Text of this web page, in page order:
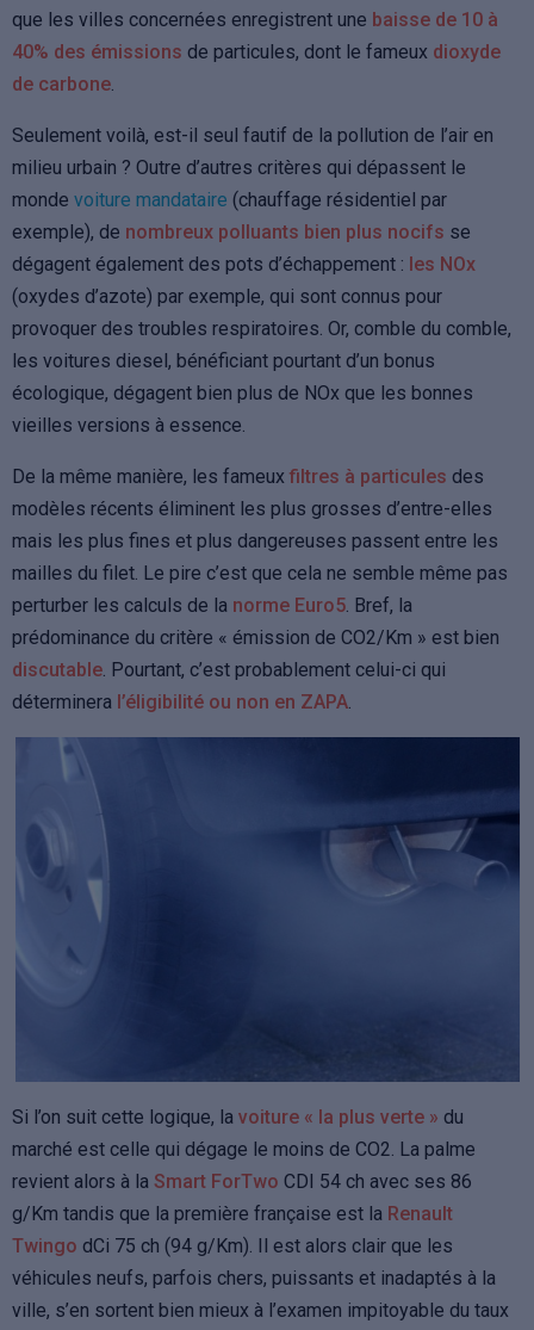
que les villes concernées enregistrent une baisse de 10 à
40% des émissions de particules, dont le fameux dioxyde
de carbone
Seulement voilà, est-il seul fautif de la pollution de l’air en
milieu urbain ? Outre d’autres critères qui dépassent le
monde voiture mandataire (chauffage résidentiel par
exemple), de nombreux polluants bien plus nocifs se
dégagent également des pots d’échappement : les NOx
(oxydes d’azote) par exemple, qui sont connus pour
provoquer des troubles respiratoires. Or, comble du comble,
les voitures diesel, bénéficiant pourtant d’un bonus
écologique, dégagent bien plus de NOx que les bonnes
vieilles versions à essence.
De la même manière, les fameux filtres à particules des
modèles récents éliminent les plus grosses d’entre-elles
mais les plus fines et plus dangereuses passent entre les
mailles du filet. Le pire c’est que cela ne semble même pas
perturber les calculs de la norme Euro5 . Bref, la
prédominance du critère « émission de CO2/Km » est bien
discutable . Pourtant, c’est probablement celui-ci qui
déterminera l’éligibilité ou non en ZAPA
Si l’on suit cette logique, la voiture « la plus verte » du
marché est celle qui dégage le moins de CO2. La palme
revient alors à la Smart ForTwo CDI 54 ch avec ses 86
g/Km tandis que la première française est la Renault
Twingo dCi 75 ch (94 g/Km). Il est alors clair que les
véhicules neufs, parfois chers, puissants et inadaptés à la
ville, s’en sortent bien mieux à l’examen impitoyable du taux